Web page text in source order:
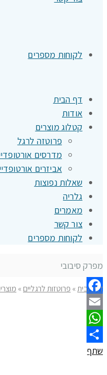
לקוחות מספרים
דף הבית
אודות
קטלוג מוצרים
פרוטזה לרגל
מדרסים
אביזרים
שאלות נפוצות
גלריה
מאמרים
צור קשר
לקוחות מספרים
מפרק סיבובי
דף הבית» פרוטזות לרגליים»
Facebook
Email
WhatsApp
שתף